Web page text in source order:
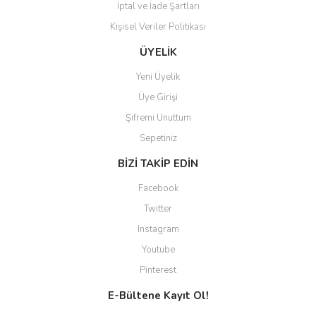
İptal ve İade Şartları
Kişisel Veriler Politikası
ÜYELİK
Yeni Üyelik
Üye Girişi
Şifremi Unuttum
Sepetiniz
BİZİ TAKİP EDİN
Facebook
Twitter
Instagram
Youtube
Pinterest
E-Bültene Kayıt Ol!